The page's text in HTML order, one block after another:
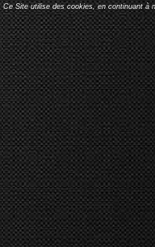
Ce Site utilise des cookies, en continuant à